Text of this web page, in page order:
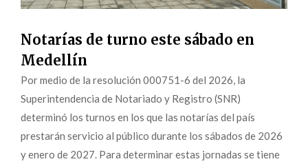
Notarías de turno este sábado en
Medellín
Por medio de la resolución 000751-6 del 2026, la
Superintendencia de Notariado y Registro (SNR)
determinó los turnos en los que las notarías del país
prestarán servicio al público durante los sábados de 2026
y enero de 2027. Para determinar estas jornadas se tiene